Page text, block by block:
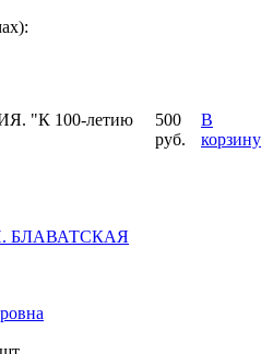
"К 100-летию
500
руб.
В
корзину
БЛАВАТСКАЯ